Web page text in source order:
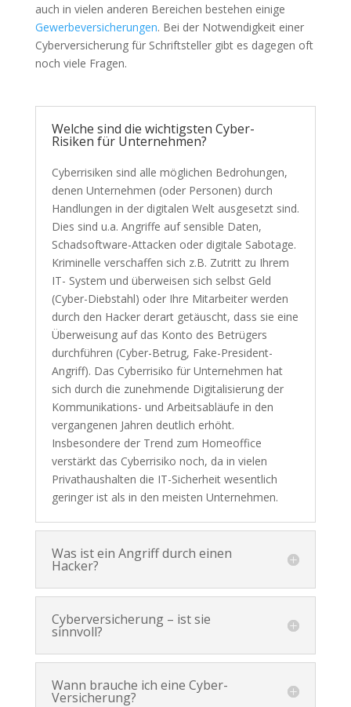
auch in vielen anderen Bereichen bestehen einige
Gewerbeversicherungen. Bei der Notwendigkeit einer
Cyberversicherung für Schriftsteller gibt es dagegen oft
noch viele Fragen.
Welche sind die wichtigsten Cyber-
Risiken für Unternehmen?
Cyberrisiken sind alle möglichen Bedrohungen,
denen Unternehmen (oder Personen) durch
Handlungen in der digitalen Welt ausgesetzt sind.
Dies sind u.a. Angriffe auf sensible Daten,
Schadsoftware-Attacken oder digitale Sabotage.
Kriminelle verschaffen sich z.B. Zutritt zu Ihrem
IT- System und überweisen sich selbst Geld
(Cyber-Diebstahl) oder Ihre Mitarbeiter werden
durch den Hacker derart getäuscht, dass sie eine
Überweisung auf das Konto des Betrügers
durchführen (Cyber-Betrug, Fake-President-
Angriff). Das Cyberrisiko für Unternehmen hat
sich durch die zunehmende Digitalisierung der
Kommunikations- und Arbeitsabläufe in den
vergangenen Jahren deutlich erhöht.
Insbesondere der Trend zum Homeoffice
verstärkt das Cyberrisiko noch, da in vielen
Privathaushalten die IT-Sicherheit wesentlich
geringer ist als in den meisten Unternehmen.
Was ist ein Angriff durch einen
Hacker?
Cyberversicherung – ist sie
sinnvoll?
Wann brauche ich eine Cyber-
Versicherung?